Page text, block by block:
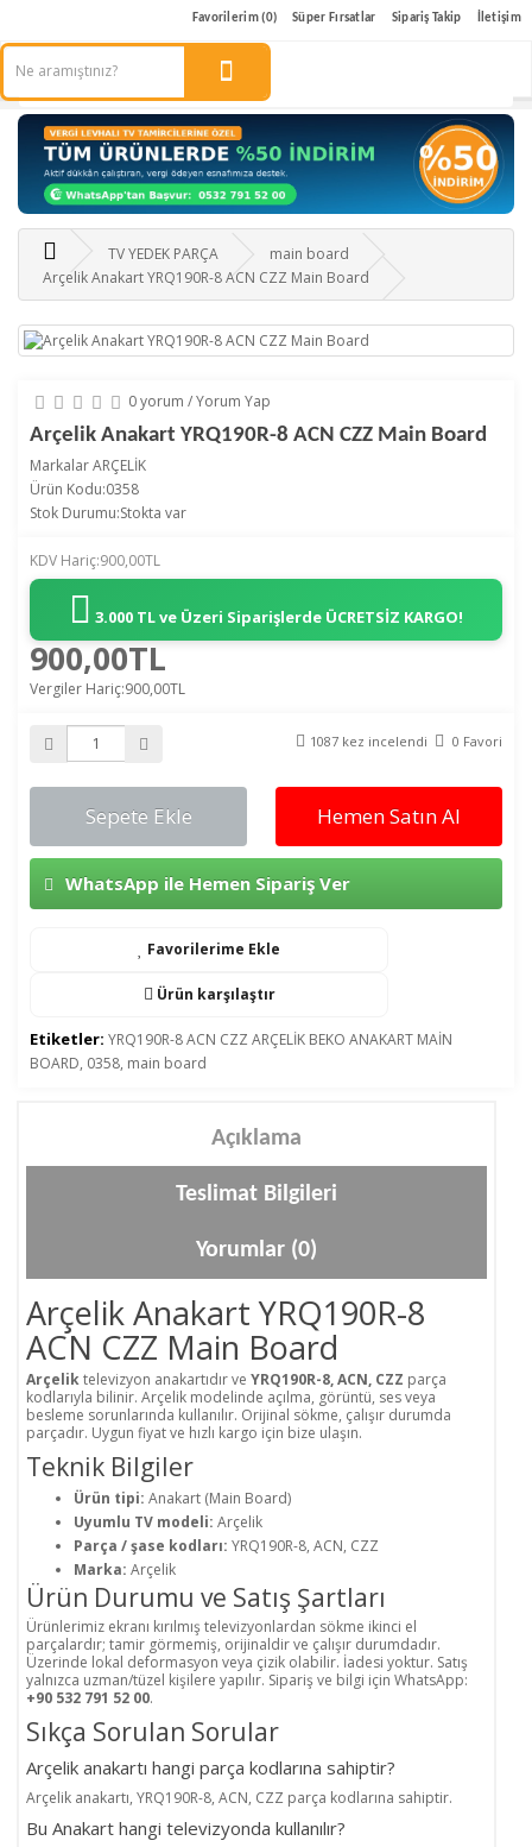
Favorilerim (0) Süper Fırsatlar Sipariş Takip İletişim
TV YEDEK PARÇA
main board
Arçelik Anakart YRQ190R-8 ACN CZZ Main Board
0 yorum /Yorum Yap
Arçelik Anakart YRQ190R-8 ACN CZZ Main Board
MarkalarARÇELİK
Ürün Kodu:0358
Stok Durumu:Stokta var
KDV Hariç:900,00TL
3.000 TL ve Üzeri Siparişlerde ÜCRETSİZ KARGO!
900,00TL
Vergiler Hariç:900,00TL
1087 kez incelendi 0 Favori
Sepete Ekle Hemen Satın Al
WhatsApp ile Hemen Sipariş Ver
Favorilerime Ekle
Ürün karşılaştır
Etiketler: YRQ190R-8 ACN CZZ ARÇELİK BEKO ANAKART MAİN
BOARD, 0358, main board
Açıklama
Teslimat Bilgileri
Yorumlar (0)
Arçelik Anakart YRQ190R-8
ACN CZZ Main Board
Arçeliktelevizyon anakartıdır ve YRQ190R-8, ACN, CZZ parça
kodlarıyla bilinir. Arçelik modelinde açılma, görüntü, ses veya
besleme sorunlarında kullanılır. Orijinal sökme, çalışır durumda
parçadır. Uygun fiyat ve hızlı kargo için bize ulaşın.
Teknik Bilgiler
Ürün tipi: Anakart (Main Board)
Uyumlu TV modeli: Arçelik
Parça / şase kodları: YRQ190R-8, ACN, CZZ
Marka: Arçelik
Ürün Durumu ve Satış Şartları
Ürünlerimiz ekranı kırılmış televizyonlardan sökme ikinci el
parçalardır; tamir görmemiş, orijinaldir ve çalışır durumdadır.
Üzerinde lokal deformasyon veya çizik olabilir. İadesi yoktur. Satış
yalnızca uzman/tüzel kişilere yapılır. Sipariş ve bilgi için WhatsApp:
+90 532 791 52 00.
Sıkça Sorulan Sorular
Arçelik anakartı hangi parça kodlarına sahiptir?
Arçelik anakartı, YRQ190R-8, ACN, CZZ parça kodlarına sahiptir.
Bu Anakart hangi televizyonda kullanılır?